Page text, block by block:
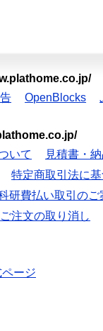
OpenBlocks
いて
見積書・
特定商取引法に
研費払い取引のご
ご注文の取り消し
ージ